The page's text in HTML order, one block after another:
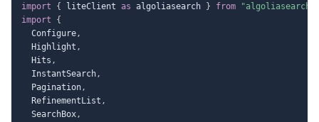
import { liteClient as algoliasearch } from
import
{
  Configure
,
  Highlight
,
  Hits
,
  InstantSearch
,
  Pagination
,
  RefinementList
,
  SearchBox
,